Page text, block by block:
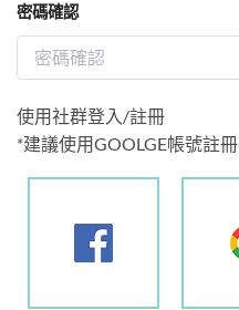
密碼確認
使用社群登入/註冊
*建議使用GOOLGE帳號註冊